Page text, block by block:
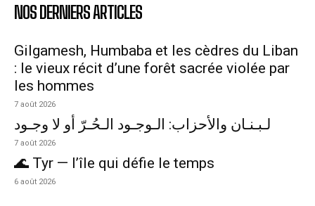
NOS DERNIERS ARTICLES
Gilgamesh, Humbaba et les cèdres du Liban
: le vieux récit d’une forêt sacrée violée par
les hommes
7 août 2026
لـبـنـان والأحزاب: الـوجـود الـحُـرّ أو لا وجـود
7 août 2026
🌊 Tyr — l’île qui défie le temps
6 août 2026